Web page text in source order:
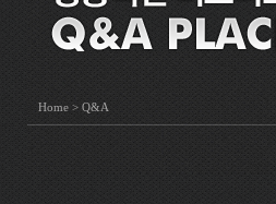
Home > Q&A